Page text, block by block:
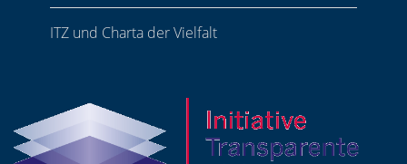
ITZ und Charta der Vielfalt